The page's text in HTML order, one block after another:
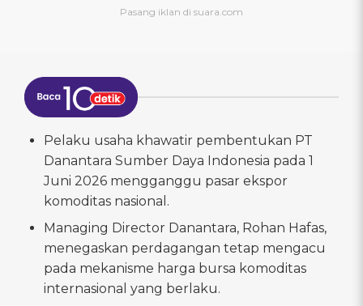
Pelaku usaha khawatir pembentukan PT
Danantara Sumber Daya Indonesia pada 1
Juni 2026 mengganggu pasar ekspor
komoditas nasional.
Managing Director Danantara, Rohan Hafas,
menegaskan perdagangan tetap mengacu
pada mekanisme harga bursa komoditas
internasional yang berlaku.